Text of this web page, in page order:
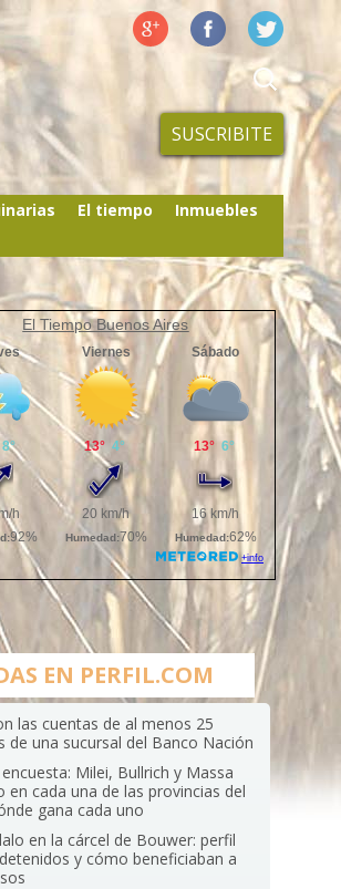
SUSCRIBITE
El tiempo
Inmuebles
El Tiempo Buenos Aires
EN PERFIL.COM
las cuentas de al menos 25
de una sucursal del Banco Nación
Milei, Bullrich y Massa
en cada una de las provincias del
gana cada uno
en la cárcel de Bouwer: perfil
y cómo beneficiaban a